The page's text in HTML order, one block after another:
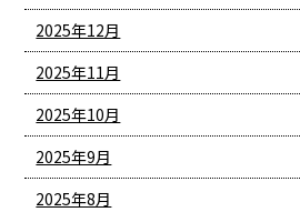
2025年12月
2025年11月
2025年10月
2025年9月
2025年8月